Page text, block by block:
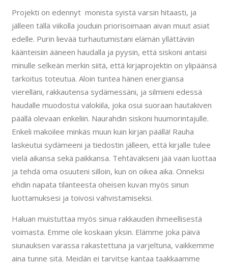
Projekti on edennyt monista syistä varsin hitaasti, ja
jälleen tällä viikolla jouduin priorisoimaan aivan muut asiat
edelle. Purin lievää turhautumistani elämän yllättäviin
käänteisiin ääneen haudalla ja pyysin, että siskoni antaisi
minulle selkeän merkin siitä, että kirjaprojektin on ylipäänsä
tarkoitus toteutua. Aloin tuntea hänen energiansa
vierelläni, rakkautensa sydämessäni, ja silmieni edessä
haudalle muodostui valokiila, joka osui suoraan hautakiven
päällä olevaan enkeliin. Naurahdin siskoni huumorintajulle.
Enkeli makoilee minkäs muun kuin kirjan päällä! Rauha
laskeutui sydämeeni ja tiedostin jälleen, että kirjalle tulee
vielä aikansa sekä paikkansa. Tehtäväkseni jää vaan luottaa
ja tehdä oma osuuteni silloin, kun on oikea aika. Onneksi
ehdin napata tilanteesta oheisen kuvan myös sinun
luottamuksesi ja toivosi vahvistamiseksi.
Haluan muistuttaa myös sinua rakkauden ihmeellisestä
voimasta. Emme ole koskaan yksin. Elämme joka päivä
siunauksen varassa rakastettuna ja varjeltuna, vaikkemme
aina tunne sitä. Meidän ei tarvitse kantaa taakkaamme